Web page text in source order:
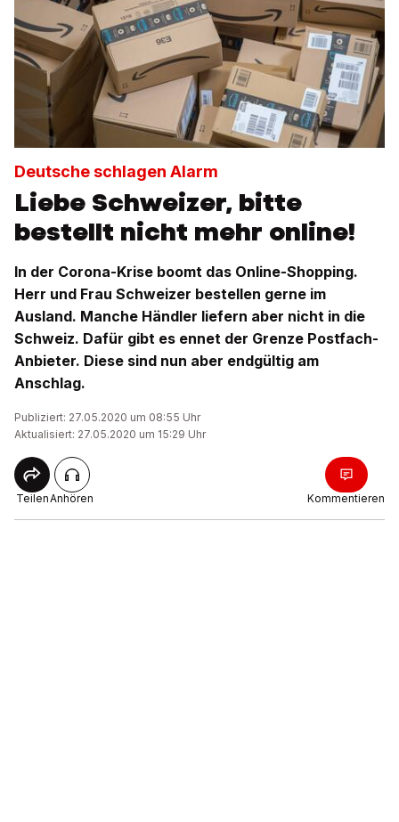
Deutsche schlagen Alarm
Liebe Schweizer, bitte
bestellt nicht mehr online!
In der Corona-Krise boomt das Online-Shopping.
Herr und Frau Schweizer bestellen gerne im
Ausland. Manche Händler liefern aber nicht in die
Schweiz. Dafür gibt es ennet der Grenze Postfach-
Anbieter. Diese sind nun aber endgültig am
Anschlag.
Publiziert: 27.05.2020 um 08:55 Uhr
Aktualisiert: 27.05.2020 um 15:29 Uhr
TeilenAnhören Kommentieren